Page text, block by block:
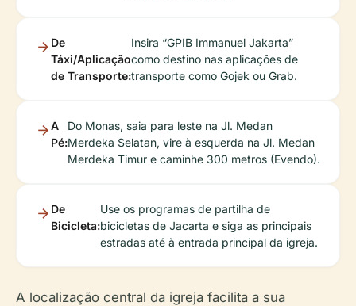
De
Táxi/Aplicação
de Transporte:
Insira “GPIB Immanuel Jakarta”
como destino nas aplicações de
transporte como Gojek ou Grab.
A
Pé:
Do Monas, saia para leste na Jl. Medan
Merdeka Selatan, vire à esquerda na Jl. Medan
Merdeka Timur e caminhe 300 metros (Evendo).
De
Bicicleta:
Use os programas de partilha de
bicicletas de Jacarta e siga as principais
estradas até à entrada principal da igreja.
A localização central da igreja facilita a sua